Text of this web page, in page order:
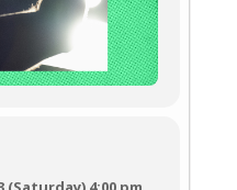
de Sintra